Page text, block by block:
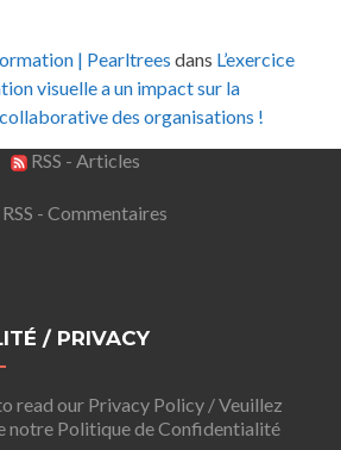
| Pearltrees dans L’exercice
visuelle a un impact sur la
des organisations !
RSS - Articles
RSS - Commentaires
/ PRIVACY
read our Privacy Policy / Veuillez
notre Politique de Confidentialité